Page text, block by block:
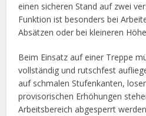
einen sicheren Stand auf zwei
Funktion ist besonders bei
Absätzen oder bei kleineren
Beim Einsatz auf einer Treppe
vollständig und rutschfest
auf schmalen Stufenkanten,
provisorischen Erhöhungen
Arbeitsbereich abgesperrt